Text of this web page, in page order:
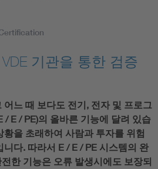
기관을 통한 검증
어느 때 보다도 전기, 전자 및 프로그
/ E / PE)의 올바른 기능에 달려 있습
황을 초래하여 사람과 투자를 위험
다. 따라서 E / E / PE 시스템의 완
한 기능은 오류 발생시에도 보장되